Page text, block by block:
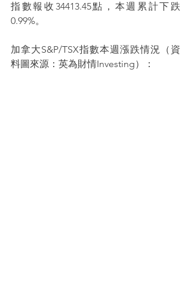
指數報收34413.45點，本週累計下跌
0.99%。
加拿大S&P/TSX指數本週漲跌情況（資
料圖來源：英為財情Investing）：